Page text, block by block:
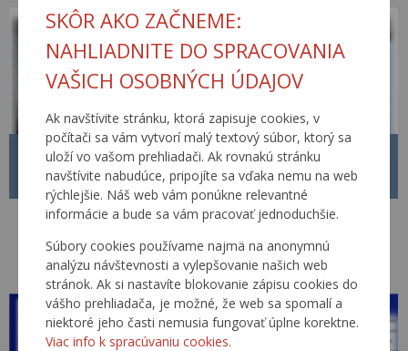
SKÔR AKO ZAČNEME:
NAHLIADNITE DO SPRACOVANIA
VAŠICH OSOBNÝCH ÚDAJOV
Ak navštívite stránku, ktorá zapisuje cookies, v
počítači sa vám vytvorí malý textový súbor, ktorý sa
uloží vo vašom prehliadači. Ak rovnakú stránku
navštívite nabudúce, pripojíte sa vďaka nemu na web
rýchlejšie. Náš web vám ponúkne relevantné
informácie a bude sa vám pracovať jednoduchšie.
Súbory cookies používame najmä na anonymnú
analýzu návštevnosti a vylepšovanie našich web
stránok. Ak si nastavíte blokovanie zápisu cookies do
vášho prehliadača, je možné, že web sa spomalí a
niektoré jeho časti nemusia fungovať úplne korektne.
Viac info k spracúvaniu cookies.
PF 2026
19.12.2025
Cestná databanka ďakuje všetkým svojim priaznivcom za úspešnú a
podnetnú spoluprácu v uplynulom roku a do nastávajúceho roku 2026
praje šťastie, zdravie a mnoho úspechov!